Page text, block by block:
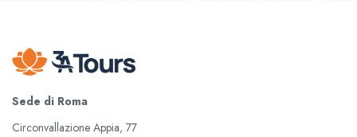
Sede di Roma
Circonvallazione Appia, 77